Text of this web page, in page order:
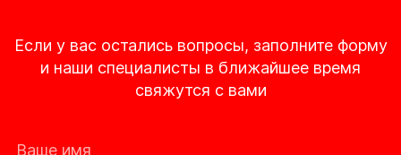
Если у вас остались вопросы, заполните форму
и наши специалисты в ближайшее время
свяжутся с вами